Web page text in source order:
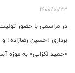
1400/01/23
در مراسمی با حضور
برداری «حسین رضازاده»
«حمید لکزایی» به